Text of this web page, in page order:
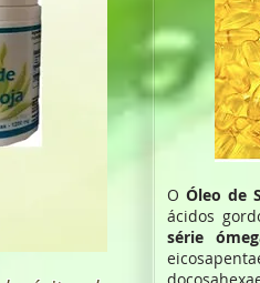
O Óleo de
ácidos
série